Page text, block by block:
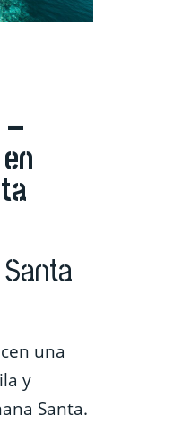
–
una
y
Santa.